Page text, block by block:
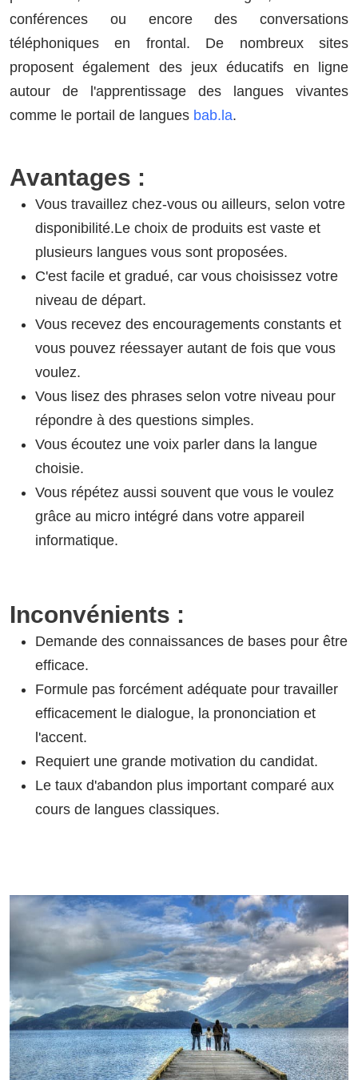
conférences ou encore des conversations
téléphoniques en frontal. De nombreux sites
proposent également des jeux éducatifs en ligne
autour de l'apprentissage des langues vivantes
comme le portail de langues bab.la.
Avantages :
Vous travaillez chez-vous ou ailleurs, selon votre
disponibilité.Le choix de produits est vaste et
plusieurs langues vous sont proposées.
C'est facile et gradué, car vous choisissez votre
niveau de départ.
Vous recevez des encouragements constants et
vous pouvez réessayer autant de fois que vous
voulez.
Vous lisez des phrases selon votre niveau pour
répondre à des questions simples.
Vous écoutez une voix parler dans la langue
choisie.
Vous répétez aussi souvent que vous le voulez
grâce au micro intégré dans votre appareil
informatique.
Inconvénients :
Demande des connaissances de bases pour être
efficace.
Formule pas forcément adéquate pour travailler
efficacement le dialogue, la prononciation et
l'accent.
Requiert une grande motivation du candidat.
Le taux d'abandon plus important comparé aux
cours de langues classiques.